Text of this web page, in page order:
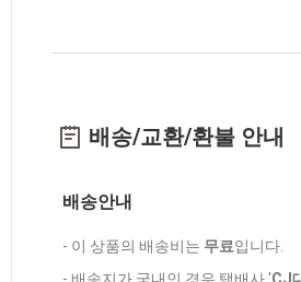
배송/교환/환불 안내
배송안내
- 이 상품의 배송비는 무료입니다.